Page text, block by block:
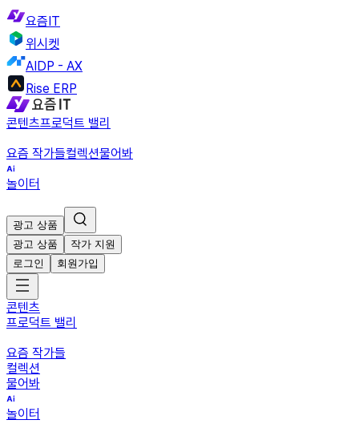
요즘IT
위시켓
AIDP - AX
Rise ERP
콘텐츠프로덕트 밸리
요즘 작가들컬렉션물어봐
놀이터
광고 상품
광고 상품
작가 지원
로그인
회원가입
콘텐츠
프로덕트 밸리
요즘 작가들
컬렉션
물어봐
놀이터